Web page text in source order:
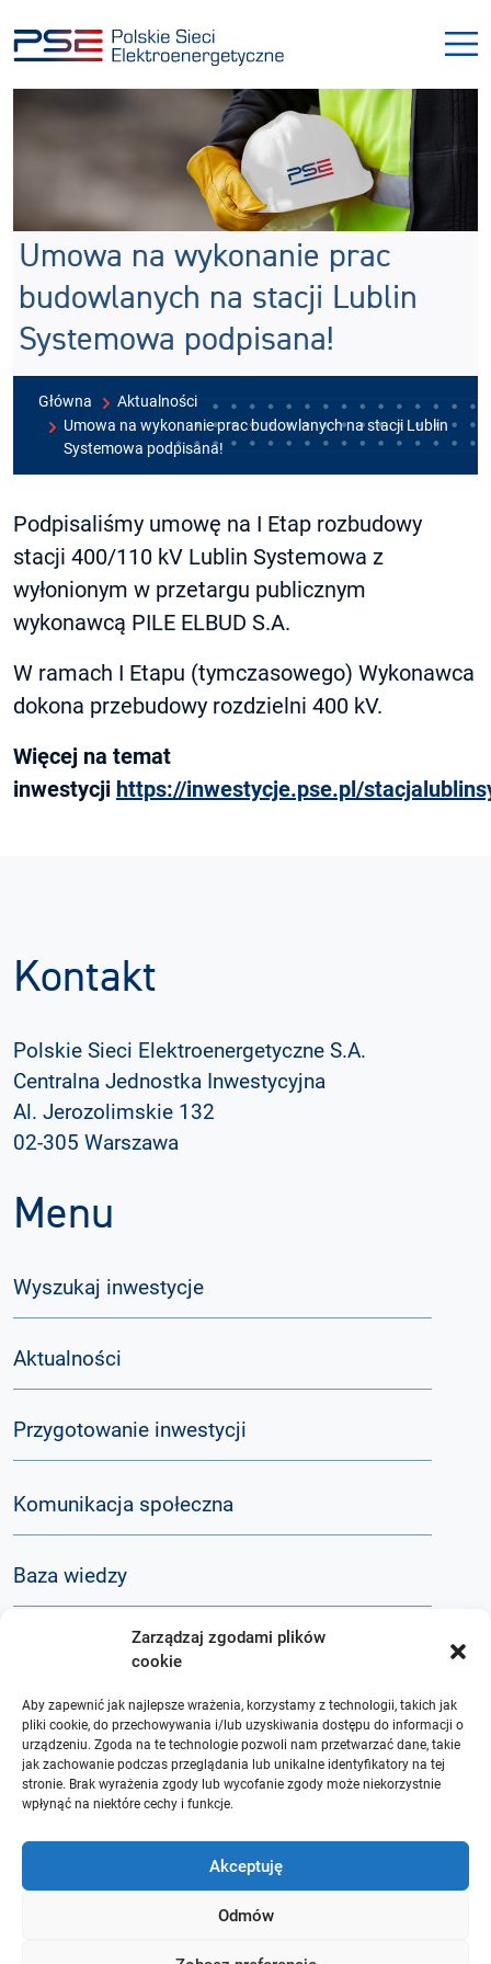
Zarządzaj zgodami plików
cookie
Aby zapewnić jak najlepsze wrażenia, korzystamy z technologii, takich jak
pliki cookie, do przechowywania i/lub uzyskiwania dostępu do informacji o
urządzeniu. Zgoda na te technologie pozwoli nam przetwarzać dane, takie
jak zachowanie podczas przeglądania lub unikalne identyfikatory na tej
stronie. Brak wyrażenia zgody lub wycofanie zgody może niekorzystnie
wpłynąć na niektóre cechy i funkcje.
Akceptuję
Odmów
do
menu
do
treści
Umowa na wykonanie prac
budowlanych na stacji Lublin
Systemowa podpisana!
Główna
Aktualności
Umowa na wykonanie prac budowlanych na stacji Lublin
Systemowa podpisana!
Podpisaliśmy umowę na I Etap rozbudowy
stacji 400/110 kV Lublin Systemowa z
wyłonionym w przetargu publicznym
wykonawcą PILE ELBUD S.A.
W ramach I Etapu (tymczasowego) Wykonawca
dokona przebudowy rozdzielni 400 kV.
Więcej na temat
inwestycji https://inwestycje.pse.pl/
Kontakt
Polskie Sieci Elektroenergetyczne S.A.
Centralna Jednostka Inwestycyjna
Al. Jerozolimskie 132
02-305 Warszawa
Menu
Wyszukaj inwestycje
Aktualności
Przygotowanie inwestycji
Komunikacja społeczna
Baza wiedzy
O nas